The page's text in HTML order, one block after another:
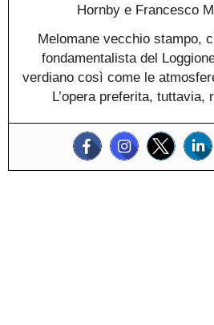
Hornby e Francesco
Melomane vecchio stampo,
fondamentalista del
verdiano così come le
L’opera preferita, tuttavia,